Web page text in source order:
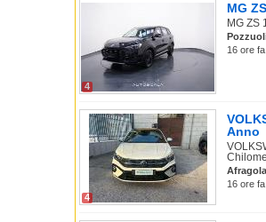
4
MG
MG ZS
16 ore
4
Anno
Afragola
16 ore